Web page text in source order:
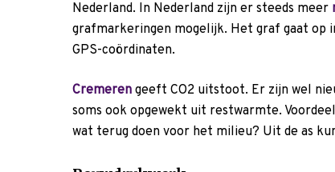
Nederland. In Nederland zijn er steeds meer
grafmarkeringen mogelijk. Het graf gaat op
GPS-coördinaten.
Cremeren geeft CO2 uitstoot. Er zijn wel
soms ook opgewekt uit restwarmte.
wat terug doen voor het milieu? Uit de as